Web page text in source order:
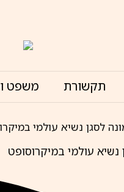
תקשורת משפט
לסגן נשיא עולמי
עולמי במיקרוסופט